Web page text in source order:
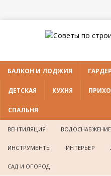
БАЛКОН И ЛОДЖИЯ
ДЕТСКАЯ КУХНЯ
СПАЛЬНЯ
ВЕНТИЛЯЦИЯ ВОДОСНАБЖЕНИЕ
ИНСТРУМЕНТЫ ИНТЕРЬЕР
САД И ОГОРОД